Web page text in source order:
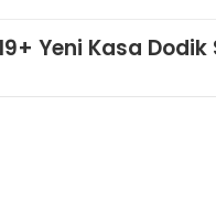
Yeni Kasa